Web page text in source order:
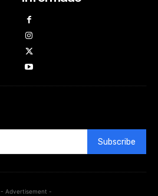
Subscribe
- Advertisement -